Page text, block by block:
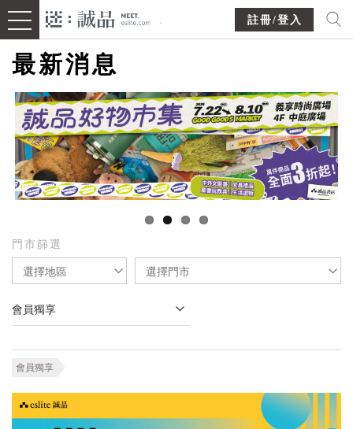
註冊/登入
最新消息
門市篩選
選擇地區 選擇門市
會員獨享
會員獨享